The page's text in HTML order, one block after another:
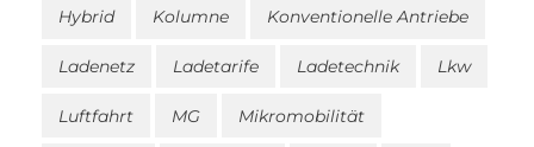
Hybrid Kolumne Konventionelle Antriebe
Ladenetz Ladetarife Ladetechnik Lkw
Luftfahrt MG Mikromobilität